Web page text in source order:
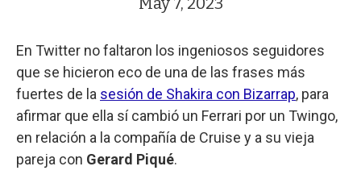
En Twitter no faltaron los ingeniosos seguidores
que se hicieron eco de una de las frases más
fuertes de la sesión de Shakira con Bizarrap, para
afirmar que ella sí cambió un Ferrari por un Twingo,
en relación a la compañía de Cruise y a su vieja
pareja con Gerard Piqué.